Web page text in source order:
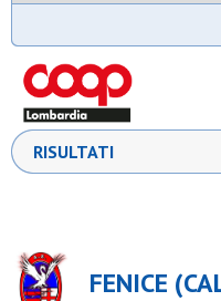
RISULTATI
FENICE